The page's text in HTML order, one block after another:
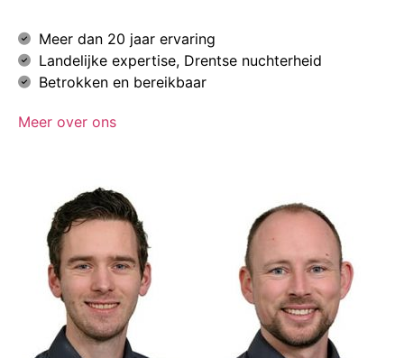
Meer dan 20 jaar ervaring
Landelijke expertise, Drentse nuchterheid
Betrokken en bereikbaar
Meer over ons